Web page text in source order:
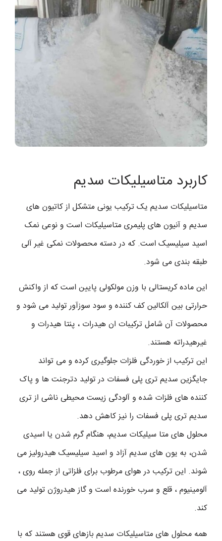
کاربرد متاسیلیکات سدیم
متاسیلیکات سدیم یک ترکیب یونی متشکل از کاتیون های
سدیم و آنیون های پلیمری متاسیلیکات است و نوعی نمک
اسید سیلیسیک است. که در دسته محصولات نمکی غیر آلی
طبقه بندی می شود.
این ماده کریستالی با وزن مولکولی پایین است که از واکنش
حرارتی بین آلکالین کف کننده و سود سوزآور تولید می شود و
محصولات آن شامل ترکیبات ان هیدرات ، پنتا هیدرات و
غیرهیدراته هستند.
این ترکیب از خوردگی فلزات جلوگیری کرده و می تواند
جایگزین سدیم تری پلی فسفات در تولید دترجنت ها و پاک
کننده های فلزات شده و آلودگی زیست محیطی ناشی از تری
سدیم تری پلی فسفات را نیز کاهش دهد.
محلول های متا سیلیکات سدیم، هنگام گرم شدن یا اسیدی
شدن، به یون های سدیم آزاد و اسید سیلیسیک هیدرولیز می
شوند. این ترکیب در هوای مرطوب برای فلزاتی از جمله روی ،
آلومینیوم ، قلع و سرب خورنده است و گاز هیدروژن تولید می
کند.
همه محلول های متاسیلیکات سدیم بازهای قوی هستند که با